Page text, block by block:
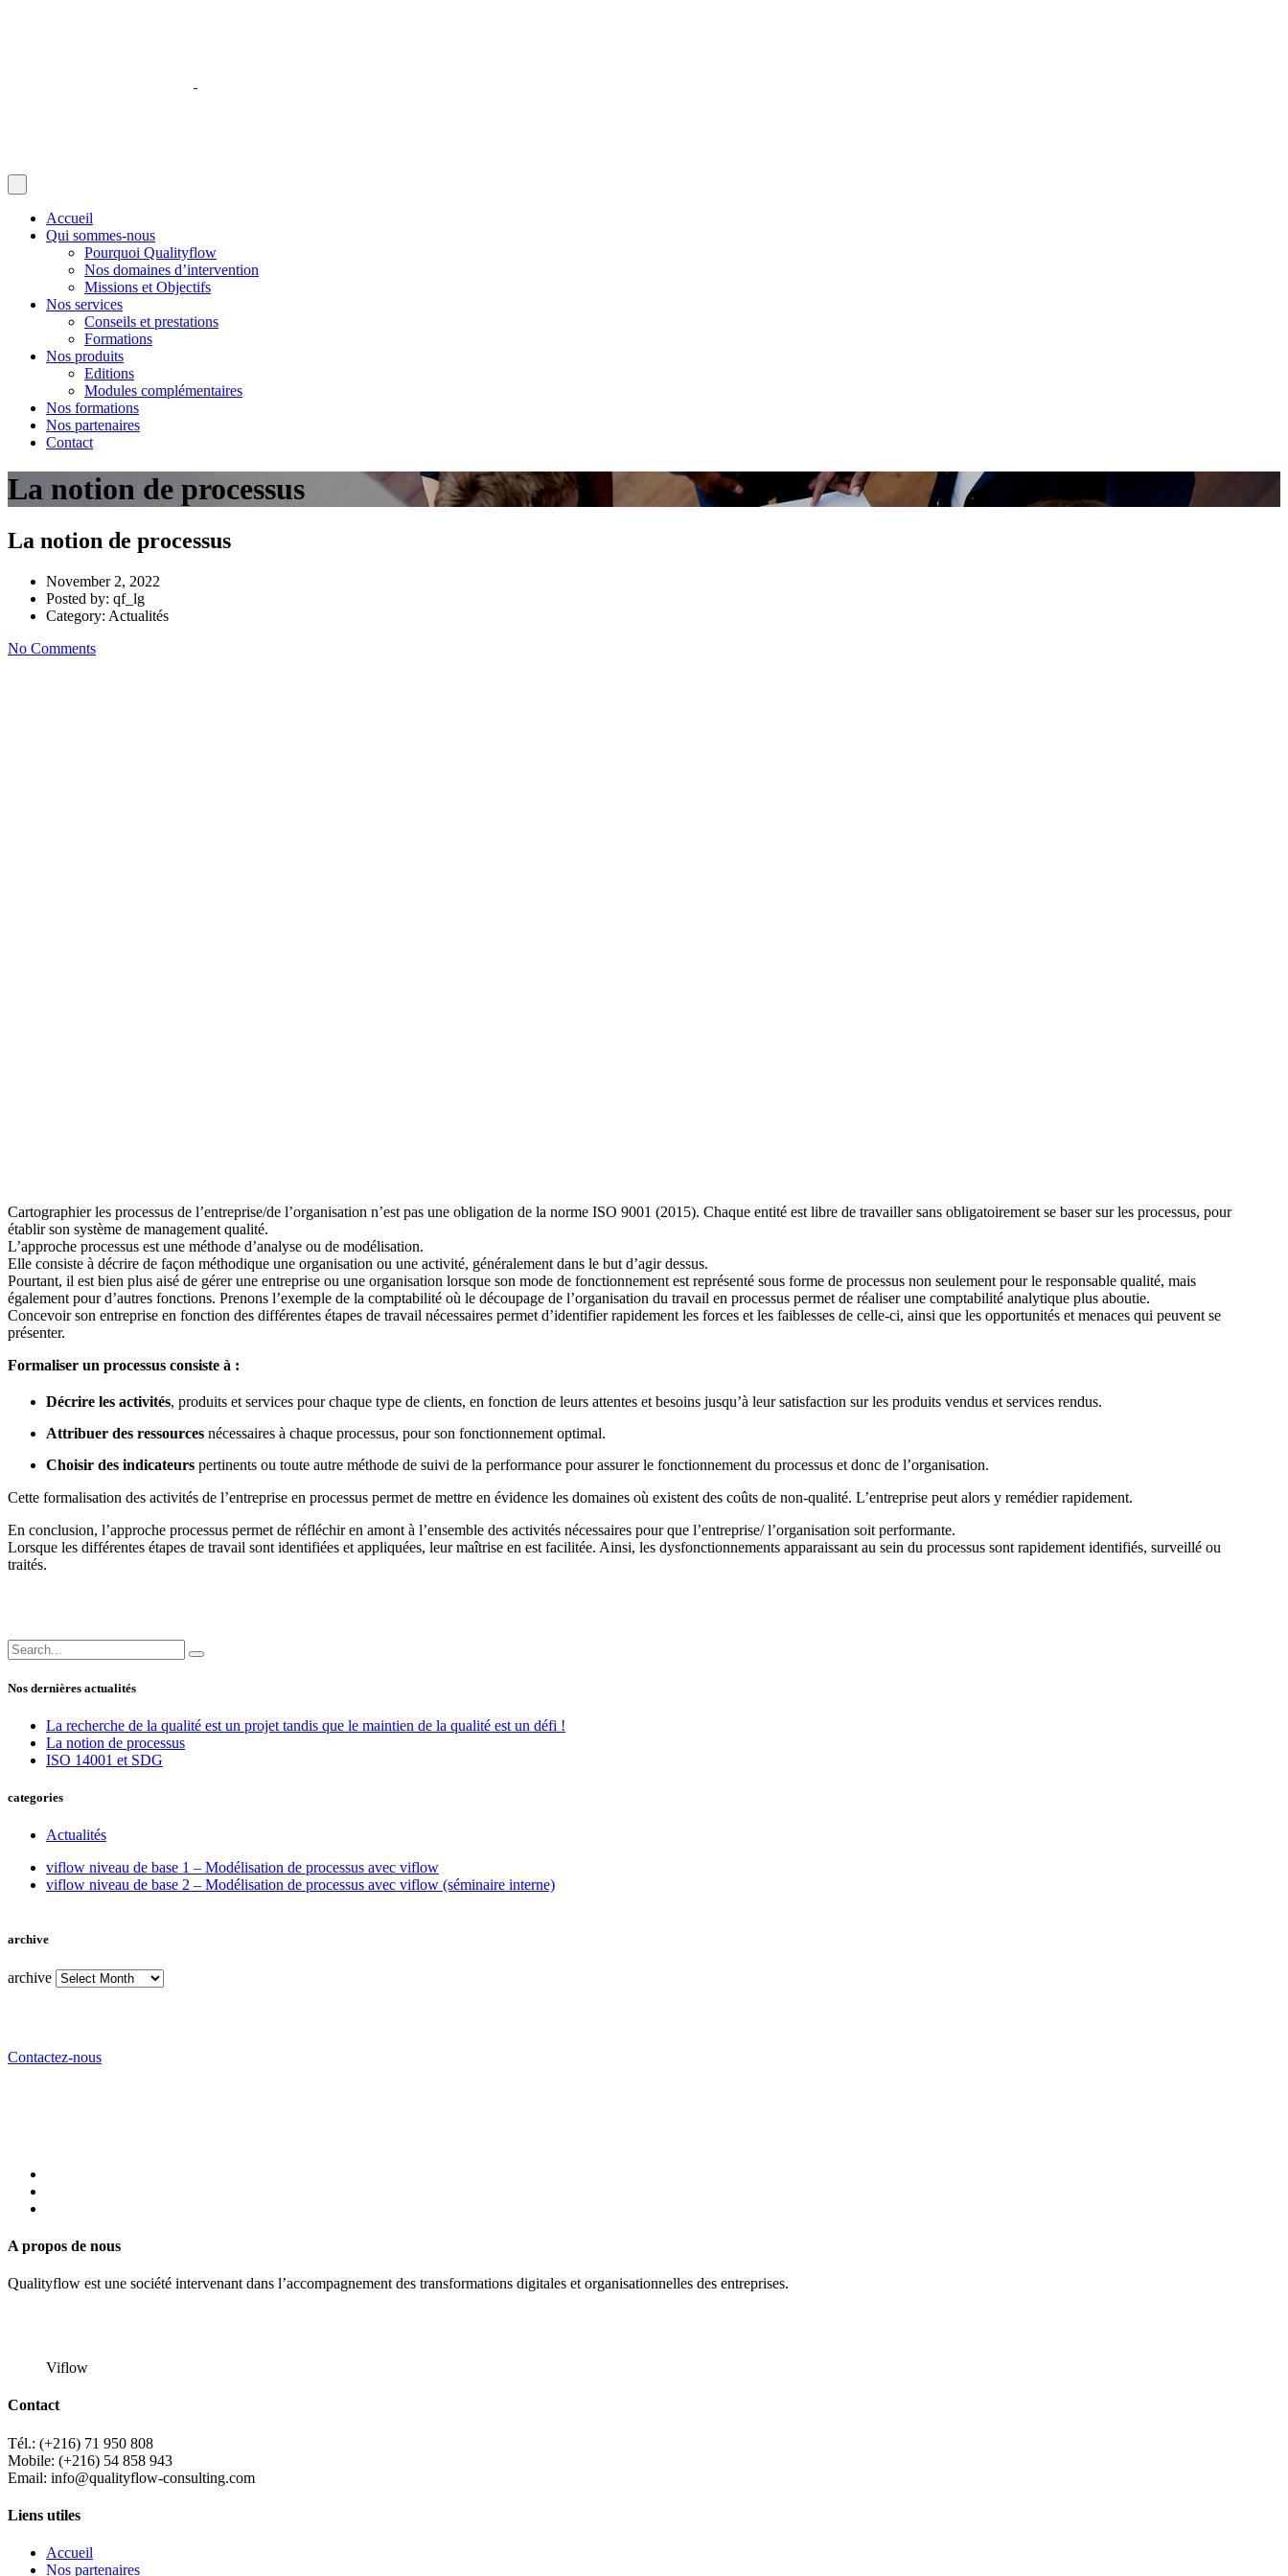
Accueil
Qui sommes-nous
Pourquoi Qualityflow
Nos domaines d’intervention
Missions et Objectifs
Nos services
Conseils et prestations
Formations
Nos produits
Editions
Modules complémentaires
Nos formations
Nos partenaires
Contact
La notion de processus
La notion de processus
November 2, 2022
Posted by: qf_lg
Category: Actualités
No Comments
Cartographier les processus de l’entreprise/de l’organisation n’est pas une obligation de la norme ISO 9001 (2015). Chaque entité est libre de travailler sans obligatoirement se baser sur les processus, pour
établir son système de management qualité.
L’approche processus est une méthode d’analyse ou de modélisation.
Elle consiste à décrire de façon méthodique une organisation ou une activité, généralement dans le but d’agir dessus.
Pourtant, il est bien plus aisé de gérer une entreprise ou une organisation lorsque son mode de fonctionnement est représenté sous forme de processus non seulement pour le responsable qualité, mais
également pour d’autres fonctions. Prenons l’exemple de la comptabilité où le découpage de l’organisation du travail en processus permet de réaliser une comptabilité analytique plus aboutie.
Concevoir son entreprise en fonction des différentes étapes de travail nécessaires permet d’identifier rapidement les forces et les faiblesses de celle-ci, ainsi que les opportunités et menaces qui peuvent se
présenter.
Formaliser un processus consiste à :
Décrire les activités, produits et services pour chaque type de clients, en fonction de leurs attentes et besoins jusqu’à leur satisfaction sur les produits vendus et services rendus.
Attribuer des ressources nécessaires à chaque processus, pour son fonctionnement optimal.
Choisir des indicateurs pertinents ou toute autre méthode de suivi de la performance pour assurer le fonctionnement du processus et donc de l’organisation.
Cette formalisation des activités de l’entreprise en processus permet de mettre en évidence les domaines où existent des coûts de non-qualité. L’entreprise peut alors y remédier rapidement.
En conclusion, l’approche processus permet de réfléchir en amont à l’ensemble des activités nécessaires pour que l’entreprise/ l’organisation soit performante.
Lorsque les différentes étapes de travail sont identifiées et appliquées, leur maîtrise en est facilitée. Ainsi, les dysfonctionnements apparaissant au sein du processus sont rapidement identifiés, surveillé ou
traités.
Nos dernières actualités
La recherche de la qualité est un projet tandis que le maintien de la qualité est un défi !
La notion de processus
ISO 14001 et SDG
categories
Actualités
viflow niveau de base 1 – Modélisation de processus avec viflow
viflow niveau de base 2 – Modélisation de processus avec viflow (séminaire interne)
archive
archive
Contactez-nous
A propos de nous
Qualityflow est une société intervenant dans l’accompagnement des transformations digitales et organisationnelles des entreprises.
Viflow
Contact
Tél.: (+216) 71 950 808
Mobile: (+216) 54 858 943
Email: info@qualityflow-consulting.com
Liens utiles
Accueil
Nos partenaires